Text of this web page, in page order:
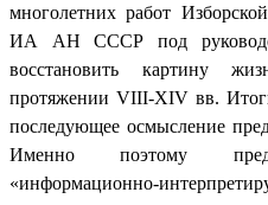
многолетних работ
ИА АН СССР под
восстановить картину
протяжении VIII-XIV вв.
последующее осмысление
Именно поэтому
«информационно-